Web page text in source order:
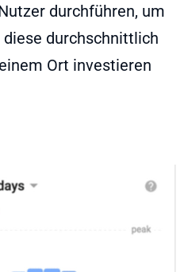
durchführen, um
durchschnittlich
Ort investieren